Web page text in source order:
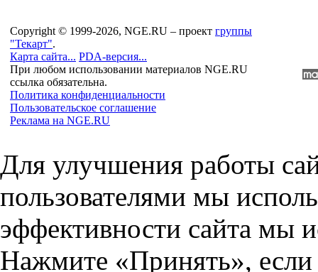
Copyright © 1999-2026, NGE.RU – проект группы
"Текарт".
Карта сайта... PDA-версия...
При любом использовании материалов NGE.RU
ссылка обязательна.
Политика конфиденциальности
Пользовательское соглашение
Реклама на NGE.RU
Для улучшения работы
пользователями мы
эффективности сайта мы
Нажмите «Принять», если